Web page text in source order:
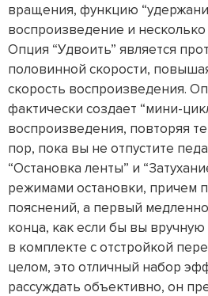
вращения, функцию
воспроизведение и
Опция “Удвоить” является
половинной скорости,
скорость воспроизведения.
фактически создает “мини-
воспроизведения, повторяя
пор, пока вы не отпустите
“Остановка ленты” и
режимами остановки, причем
пояснений, а первый
конца, как если бы вы вручную
в комплекте с отстройкой
целом, это отличный набор
рассуждать объективно, он